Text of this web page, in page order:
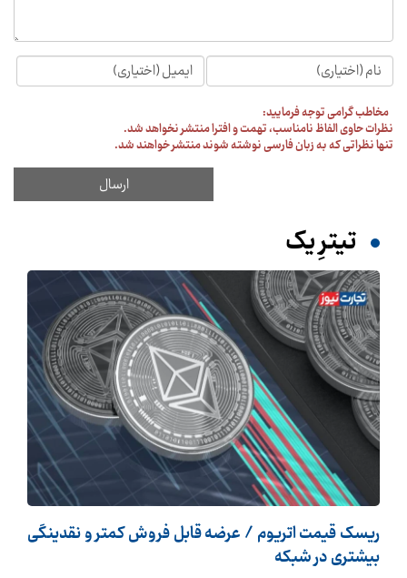
مخاطب گرامی توجه فرمایید:
نظرات حاوی الفاظ نامناسب، تهمت و افترا منتشر نخواهد شد.
تنها نظراتی که به زبان فارسی نوشته شوند منتشر خواهند شد.
تیترِ یک
ریسک قیمت اتریوم / عرضه قابل فروش کمتر و نقدینگی
بیشتری در شبکه